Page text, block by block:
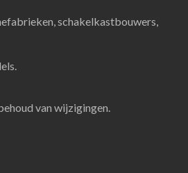
schakelkastbouwers,
van wijzigingen.